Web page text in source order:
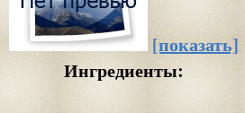
[показать]
Ингредиенты: